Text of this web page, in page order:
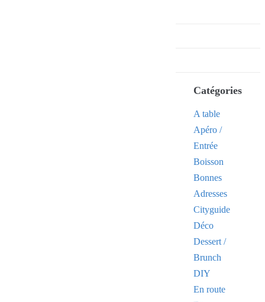
Catégories
A table
Apéro /
Entrée
Boisson
Bonnes
Adresses
Cityguide
Déco
Dessert /
Brunch
DIY
En route